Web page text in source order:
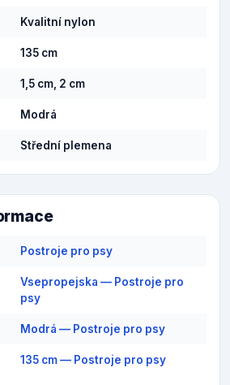
Kvalitní nylon
135 cm
1,5 cm, 2 cm
Modrá
Střední plemena
Postroje pro psy
Vsepropejska — Postroje pro
psy
Modrá — Postroje pro psy
135 cm — Postroje pro psy